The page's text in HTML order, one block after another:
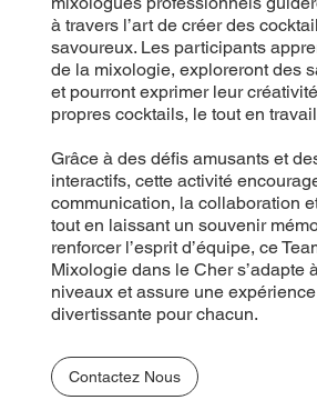
à travers l’art de créer des
savoureux. Les participants
de la mixologie, exploreront des
et pourront exprimer leur
propres cocktails, le tout en
Grâce à des défis amusants et
interactifs, cette activité
communication, la collaboration
tout en laissant un souvenir
renforcer l’esprit d’équipe, ce
Mixologie dans le Cher s’adapte
niveaux et assure une
divertissante pour chacun.
Contactez Nous